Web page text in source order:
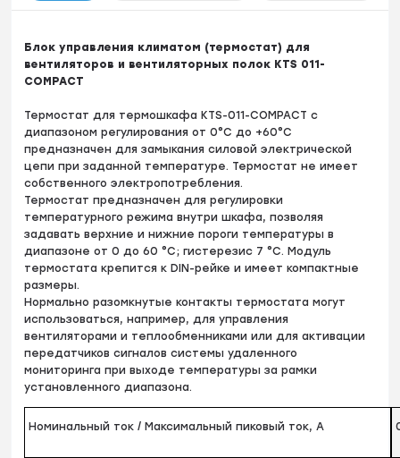
Блок управления климатом (термостат) для
вентиляторов и вентиляторных полок KTS 011-
COMPACT
Термостат для термошкафа KTS-011-COMPACT с
диапазоном регулирования от 0°C до +60°C
предназначен для замыкания силовой электрической
цепи при заданной температуре. Термостат не имеет
собственного электропотребления.
Термостат предназначен для регулировки
температурного режима внутри шкафа, позволяя
задавать верхние и нижние пороги температуры в
диапазоне от 0 до 60 °C; гистерезис 7 °C. Модуль
термостата крепится к DIN-рейке и имеет компактные
размеры.
Нормально разомкнутые контакты термостата могут
использоваться, например, для управления
вентиляторами и теплообменниками или для активации
передатчиков сигналов системы удаленного
мониторинга при выходе температуры за рамки
установленного диапазона.
Номинальный ток / Максимальный пиковый ток, А